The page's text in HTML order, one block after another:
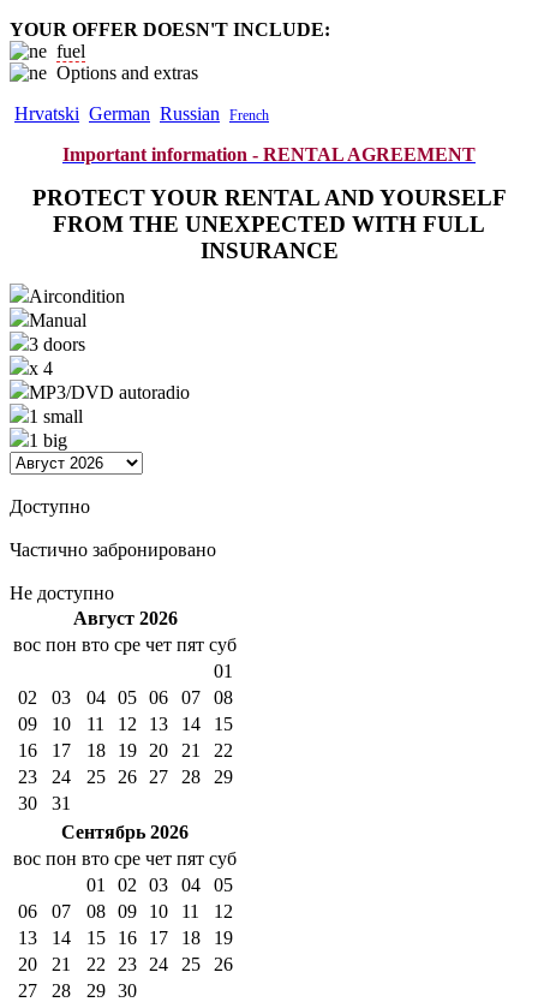
YOUR OFFER DOESN'T INCLUDE:
fuel
Options and extras
Hrvatski German Russian French
Important information - RENTAL AGREEMENT
PROTECT YOUR RENTAL AND YOURSELF
FROM THE UNEXPECTED WITH FULL
INSURANCE
Aircondition
Manual
3 doors
x 4
MP3/DVD autoradio
1 small
1 big
Доступно
Частично забронировано
Не доступно
Август 2026
вос пон вто сре чет пят суб
01
02
03 04 05 06 07
08
09
10 11 12 13 14
15
16
17 18 19 20 21
22
23
24 25 26 27 28
29
30
31
Сентябрь 2026
вос пон вто сре чет пят суб
01
02 03 04
05
06
07 08 09 10 11
12
13
14 15 16 17 18
19
20
21 22 23 24 25
26
27
28 29
30